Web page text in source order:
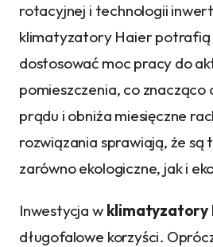
rotacyjnej i technologii
klimatyzatory Haier potrafią
dostosować moc pracy do
pomieszczenia, co znacząco
prądu i obniża miesięczne
rozwiązania sprawiają, że są
zarówno ekologiczne, jak i
Inwestycja w klimatyzatory
długofalowe korzyści.